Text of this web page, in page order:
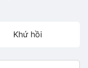
Khứ hồi